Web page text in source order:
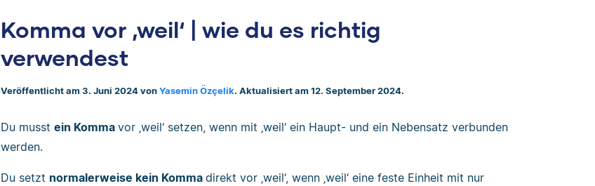
Komma vor ‚weil‘ | wie du es richtig
verwendest
Veröffentlicht am 3. Juni 2024 von Yasemin Özçelik. Aktualisiert am 12. September 2024.
Du musst ein Komma vor ‚weil‘ setzen, wenn mit ‚weil‘ ein Haupt- und ein Nebensatz verbunden
werden.
Du setzt normalerweise kein Komma direkt vor ‚weil‘, wenn ‚weil‘ eine feste Einheit mit nur